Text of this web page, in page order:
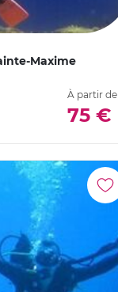
Maxime
À partir de
75 €